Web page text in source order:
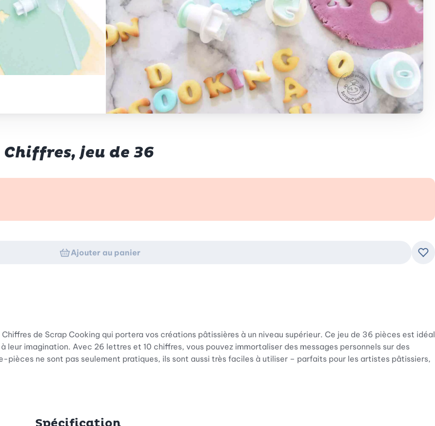
jeu de 36
d’œil
Ajouter au panier
de Scrap Cooking qui portera vos créations pâtissières à un niveau supérieur. Ce jeu de 36 pièces est idéal
leur imagination. Avec 26 lettres et 10 chiffres, vous pouvez immortaliser des messages personnels sur des
ne sont pas seulement pratiques, ils sont aussi très faciles à utiliser – parfaits pour les artistes pâtissiers,
Grâce à la fonction tampon bien pensée, vous obtiendrez sans peine des résultats nets et précis. Laissez libre